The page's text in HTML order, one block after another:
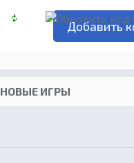
НОВЫЕ ИГРЫ